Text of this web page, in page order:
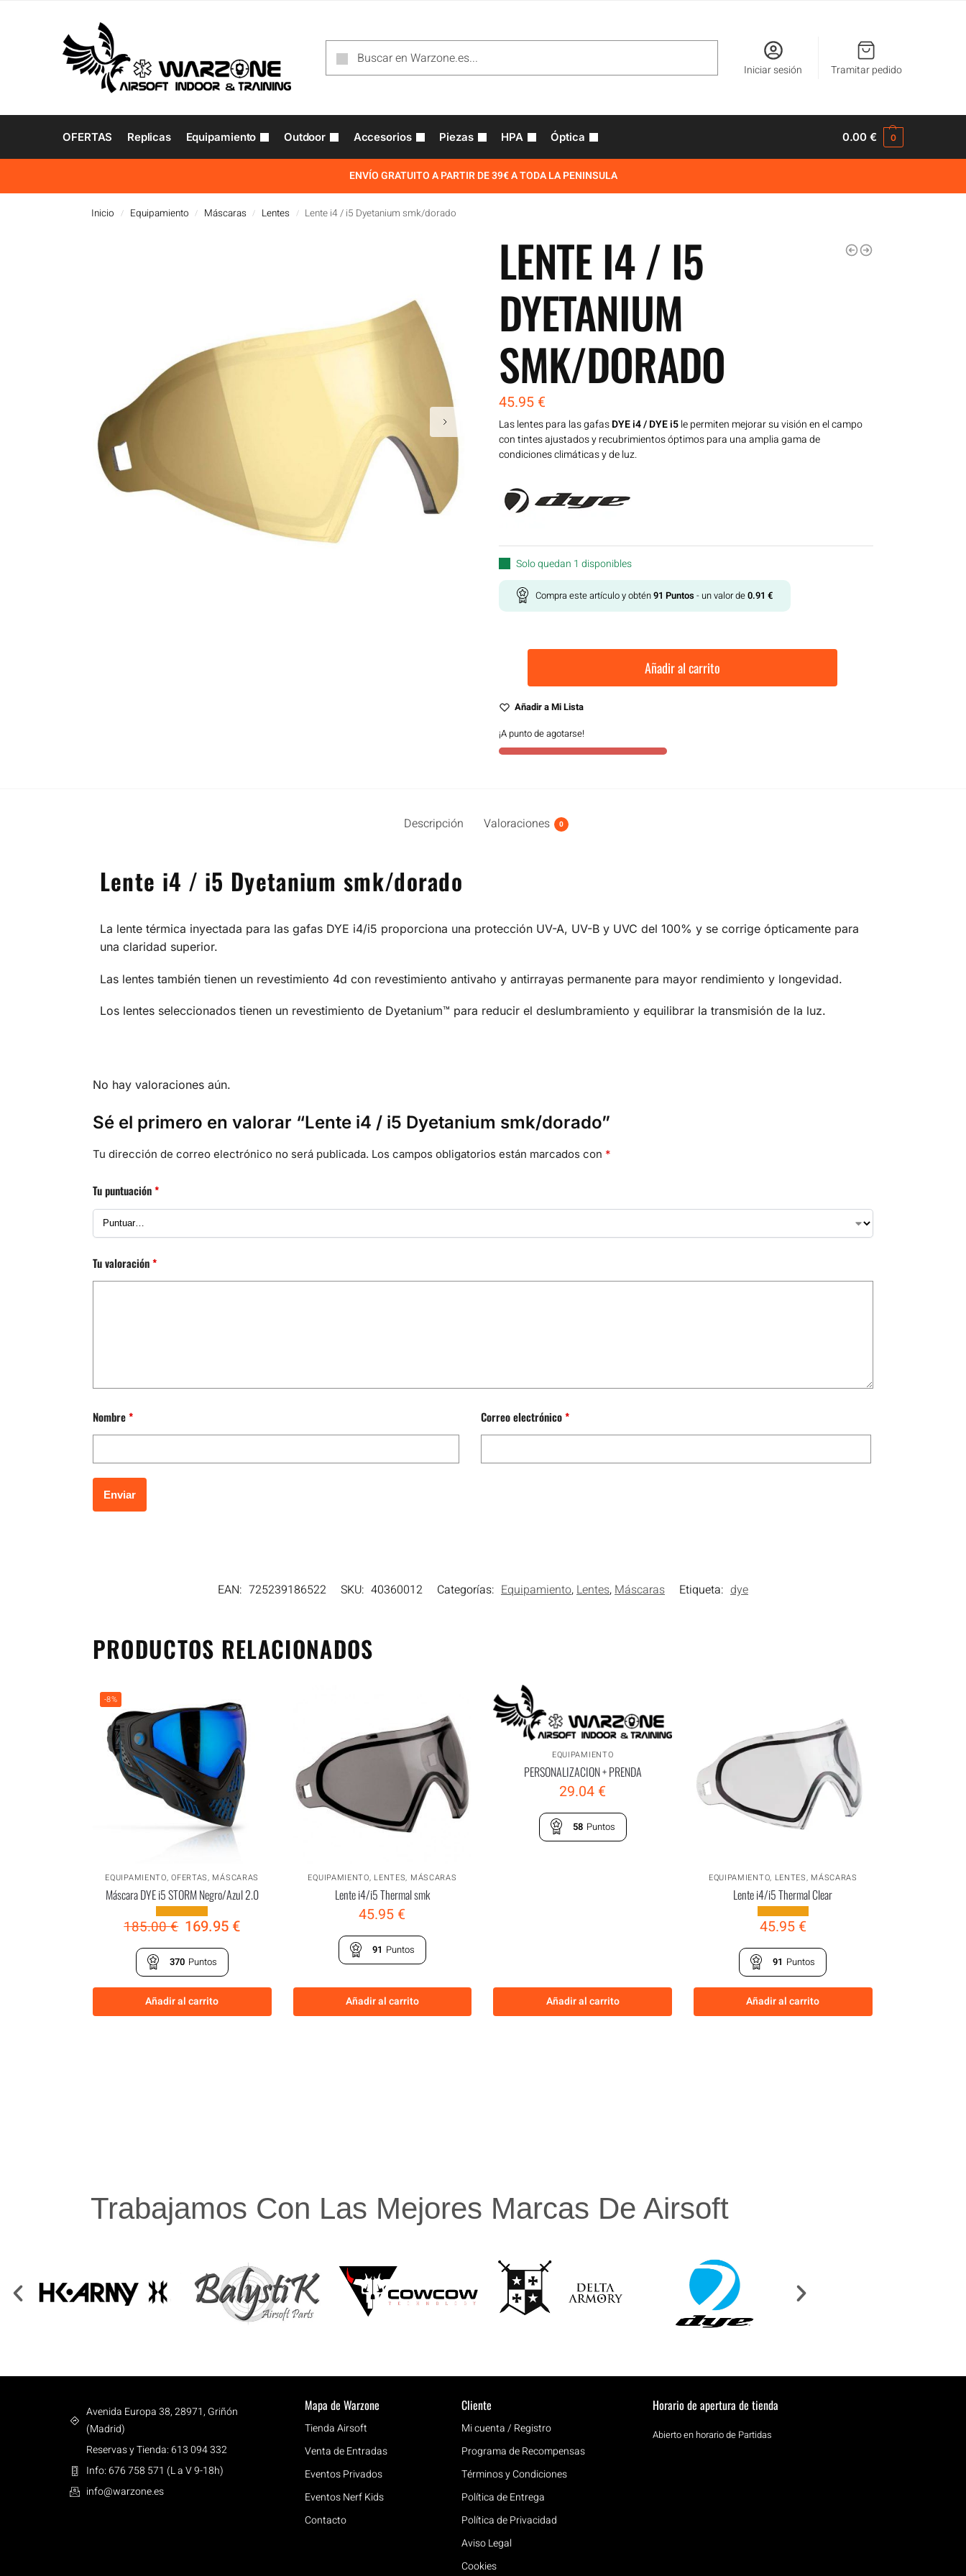
Iniciar sesión Tramitar pedido
OFERTAS Replicas Equipamiento Outdoor Accesorios Piezas HPA Óptica 0.00€ 0
ENVÍO GRATUITO A PARTIR DE 39€ A TODA LA PENINSULA
Inicio / Equipamiento / Máscaras / Lentes / Lente i4 / i5 Dyetanium smk/dorado
LENTE I4 / I5
DYETANIUM
SMK/DORADO
45.95 €
Las lentes para las gafasDYE i4 / DYE i5le permiten mejorar su visión en el campo
con tintes ajustados y recubrimientos óptimos para una amplia gama de
condiciones climáticas y de luz.
Solo quedan 1 disponibles
Compra este artículo y obtén91 Puntos - un valor de0.91 €
Añadir al carrito
Añadir a Mi Lista
¡A punto de agotarse!
Descripción Valoraciones 0
Lente i4 / i5 Dyetanium smk/dorado
La lente térmica inyectada para las gafas DYE i4/i5 proporciona una protección UV-A, UV-B y UVC del 100% y se corrige ópticamente para
una claridad superior.
Las lentes también tienen un revestimiento 4d con revestimiento antivaho y antirrayas permanente para mayor rendimiento y longevidad.
Los lentes seleccionados tienen un revestimiento de Dyetanium™ para reducir el deslumbramiento y equilibrar la transmisión de la luz.
No hay valoraciones aún.
Sé el primero en valorar “Lente i4 / i5 Dyetanium smk/dorado”
Tu dirección de correo electrónico no será publicada. Los campos obligatorios están marcados con *
Tu puntuación*
Tu valoración*
Nombre* Correo electrónico*
EAN: 725239186522 SKU: 40360012 Categorías: Equipamiento,Lentes,Máscaras Etiqueta: dye
PRODUCTOS RELACIONADOS
-8%
EQUIPAMIENTO,OFERTAS, MÁSCARAS
Máscara DYE i5 STORM Negro/Azul 2.0
185.00€ 169.95 €
370 Puntos
Añadir al carrito
EQUIPAMIENTO, LENTES, MÁSCARAS
Lente i4/i5 Thermal smk
45.95 €
91 Puntos
Añadir al carrito
EQUIPAMIENTO
PERSONALIZACION + PRENDA
29.04 €
58 Puntos
Añadir al carrito
EQUIPAMIENTO, LENTES, MÁSCARAS
Lente i4/i5 Thermal Clear
45.95 €
91 Puntos
Añadir al carrito
Trabajamos Con Las Mejores Marcas De Airsoft
Avenida Europa 38, 28971, Griñón
(Madrid)
Reservas y Tienda: 613 094 332
Info: 676 758 571 (L a V 9-18h)
info@warzone.es
Mapa de Warzone
Tienda Airsoft
Venta de Entradas
Eventos Privados
Eventos Nerf Kids
Contacto
Cliente
Mi cuenta / Registro
Programa de Recompensas
Términos y Condiciones
Política de Entrega
Política de Privacidad
Aviso Legal
Cookies
Horario de apertura de tienda
Abierto en horario de Partidas